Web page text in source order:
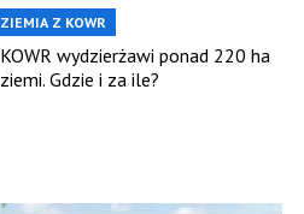
ZIEMIA Z KOWR
KOWR wydzierżawi ponad 220 ha
ziemi. Gdzie i za ile?